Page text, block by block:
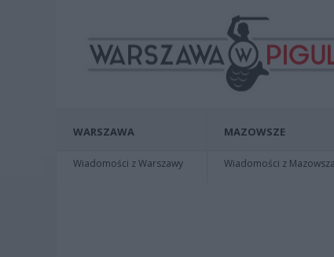
WARSZAWA
Wiadomości z Warszawy
MAZOWSZE
Wiadomości z Mazowsza